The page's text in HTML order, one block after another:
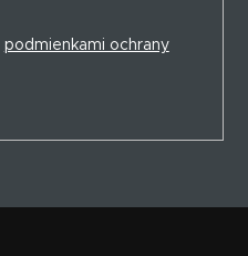
podmienkami ochrany